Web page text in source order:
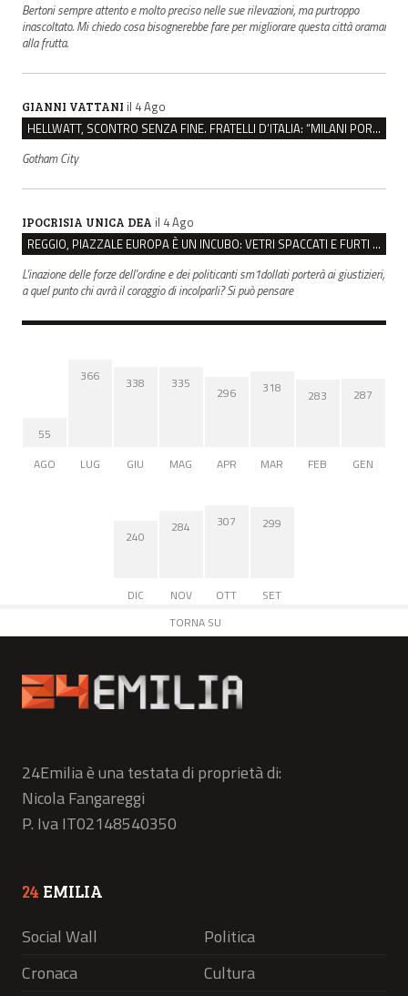
Bertoni sempre attento e molto preciso nelle sue rilevazioni, ma purtroppo
inascoltato. Mi chiedo cosa bisognerebbe fare per migliorare questa città oramai
alla frutta.
GIANNI VATTANI il 4 Ago
HELLWATT, SCONTRO SENZA FINE. FRATELLI D’ITALIA: “MILANI PORTA DOCUMENTI, DE FRANCO INSULTI”
Gotham City
IPOCRISIA UNICA DEA il 4 Ago
REGGIO, PIAZZALE EUROPA È UN INCUBO: VETRI SPACCATI E FURTI SULLE AUTO IN SOSTA
L'inazione delle forze dell'ordine e dei politicanti sm1dollati porterà ai giustizieri,
a quel punto chi avrà il coraggio di incolparli? Si può pensare
55
AGO
366
LUG
338
GIU
335
MAG
296
APR
318
MAR
283
FEB
287
GEN
240
DIC
284
NOV
307
OTT
299
SET
TORNA SU
24Emilia è una testata di proprietà di:
Nicola Fangareggi
P. Iva IT02148540350
24 EMILIA
Social Wall
Politica
Cronaca
Cultura